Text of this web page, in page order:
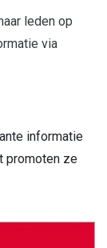
leden op
via
informatie
promoten ze